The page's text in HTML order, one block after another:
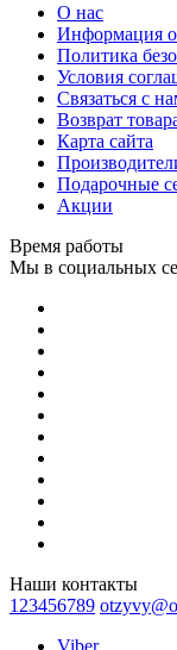
О нас
Информация о
Политика
Условия
Связаться с
Возврат
Карта сайта
Подарочные
Акции
Время работы
Мы в социальных
Наши контакты
123456789
Viber